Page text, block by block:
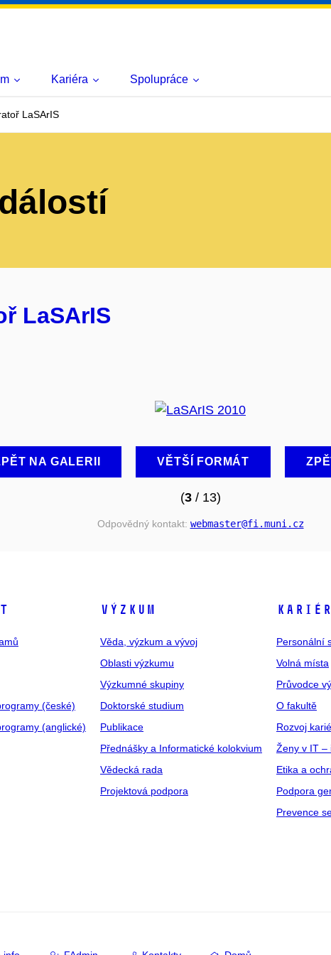
Kariéra Spolupráce
LaSArIS
LaSArIS
NA GALERII VĚTŠÍ FORMÁT
(3/ 13)
Odpovědný kontakt: webmaster@fi .muni .cz
(české)
(anglické)
VÝZKUM
Věda, výzkum a vývoj
Oblasti výzkumu
Výzkumné skupiny
Doktorské studium
Publikace
Přednášky a Informatické kolokvium
Vědecká rada
Projektová podpora
Personální
Volná místa
Průvodce
O fakultě
Rozvoj
Ženy v IT –
Etika a
Podpora
Prevence